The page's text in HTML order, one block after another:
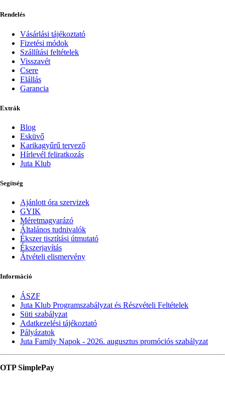
Rendelés
Vásárlási tájékoztató
Fizetési módok
Szállítási feltételek
Visszavét
Csere
Elállás
Garancia
Extrák
Blog
Esküvő
Karikagyűrű tervező
Hírlevél feliratkozás
Juta Klub
Segítség
Ajánlott óra szervizek
GYIK
Méretmagyarázó
Általános tudnivalók
Ékszer tisztítási útmutató
Ékszerjavítás
Átvételi elismervény
Információ
ÁSZF
Juta Klub Programszabályzat és Részvételi Feltételek
Süti szabályzat
Adatkezelési tájékoztató
Pályázatok
Juta Family Napok - 2026. augusztus promóciós szabályzat
OTP SimplePay